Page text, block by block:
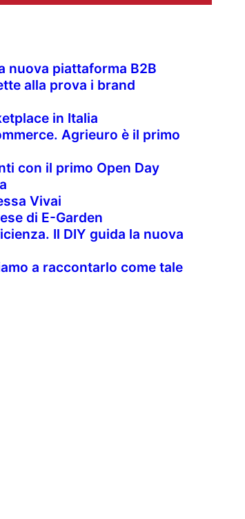
nuova piattaforma B2B
alla prova i brand
in Italia
Agrieuro è il primo
con il primo Open Day
Vivai
di E-Garden
Il DIY guida la nuova
a raccontarlo come tale